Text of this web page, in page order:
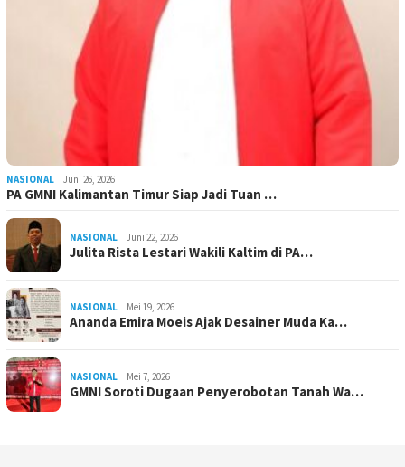
NASIONAL Juni 26, 2026
PA GMNI Kalimantan Timur Siap Jadi Tuan …
NASIONAL Juni 22, 2026
Julita Rista Lestari Wakili Kaltim di PA…
NASIONAL Mei 19, 2026
Ananda Emira Moeis Ajak Desainer Muda Ka…
NASIONAL Mei 7, 2026
GMNI Soroti Dugaan Penyerobotan Tanah Wa…